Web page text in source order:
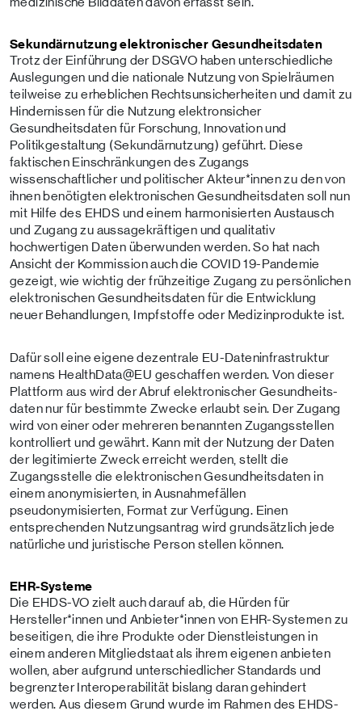
Sekundärnutzung elektronischer Gesundheitsdaten
Trotz der Einführung der DSGVO haben unterschiedliche
Auslegungen und die nationale Nutzung von Spielräumen
teilweise zu erheblichen Rechtsunsicherheiten und damit zu
Hindernissen für die Nutzung elektronsicher
Gesundheitsdaten für Forschung, Innovation und
Politikgestaltung (Sekundärnutzung) geführt. Diese
faktischen Einschränkungen des Zugangs
wissenschaftlicher und politischer Akteur*innen zu den von
ihnen benötigten elektronischen Gesundheitsdaten soll nun
mit Hilfe des EHDS und einem harmonisierten Austausch
und Zugang zu aussagekräftigen und qualitativ
hochwertigen Daten überwunden werden. So hat nach
Ansicht der Kommission auch die COVID 19-Pandemie
gezeigt, wie wichtig der frühzeitige Zugang zu persönlichen
elektronischen Gesundheitsdaten für die Entwicklung
neuer Behandlungen, Impfstoffe oder Medizinprodukte ist.
Dafür soll eine eigene dezentrale EU-Dateninfrastruktur
namens HealthData@EU geschaffen werden. Von dieser
Plattform aus wird der Abruf elektronischer Gesundheits­
daten nur für bestimmte Zwecke erlaubt sein. Der Zugang
wird von einer oder mehreren benannten Zugangsstellen
kontrolliert und gewährt. Kann mit der Nutzung der Daten
der legitimierte Zweck erreicht werden, stellt die
Zugangsstelle die elektronischen Gesundheitsdaten in
einem anonymisierten, in Ausnahmefällen
pseudonymisierten, Format zur Verfügung. Einen
entsprechenden Nutzungsantrag wird grundsätzlich jede
natürliche und juristische Person stellen können.
EHR-Systeme
Die EHDS-VO zielt auch darauf ab, die Hürden für
Hersteller*innen und Anbieter*innen von EHR-Systemen zu
beseitigen, die ihre Produkte oder Dienstleistungen in
einem anderen Mitgliedstaat als ihrem eigenen anbieten
wollen, aber aufgrund unterschiedlicher Standards und
begrenzter Interoperabilität bislang daran gehindert
werden. Aus diesem Grund wurde im Rahmen des EHDS-